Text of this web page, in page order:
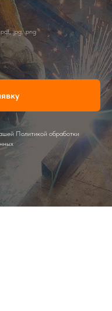
.jpg, .png
Политикой обработки